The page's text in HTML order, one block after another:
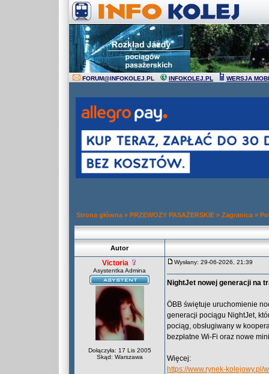
FORUM@INFOKOLEJ.PL INFOKOLEJ.PL WERSJA
Strona główna » PRZEWOZY PASAŻERSKIE » Zagranica »
Autor
Victoria
Asystentka Admina
Dołączyła: 17 Lis 2005
Skąd: Warszawa
Wysłany: 29-06-2026, 21:39
NightJet nowej generacji na
ÖBB świętuje uruchomienie
generacji pociągu NightJet,
pociąg, obsługiwany w
bezpłatne Wi-Fi oraz nowe
Więcej:
https://www.rynek-